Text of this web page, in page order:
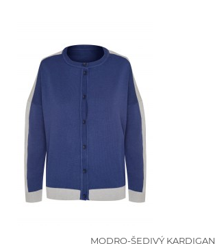
MODRO-ŠEDIVÝ KARDIGAN